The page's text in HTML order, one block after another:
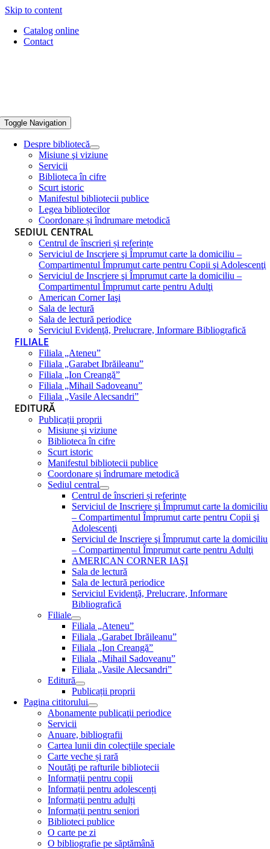
Skip to content
Catalog online
Contact
Toggle Navigation
Despre bibliotecă
Misiune şi viziune
Servicii
Biblioteca în cifre
Scurt istoric
Manifestul bibliotecii publice
Legea bibliotecilor
Coordonare și îndrumare metodică
SEDIUL CENTRAL
Centrul de înscrieri și referințe
Serviciul de Inscriere şi Împrumut carte la domiciliu –
Compartimentul Împrumut carte pentru Copii şi Adolescenţi
Serviciul de Inscriere şi Împrumut carte la domiciliu –
Compartimentul Împrumut carte pentru Adulţi
American Corner Iaşi
Sala de lectură
Sala de lectură periodice
Serviciul Evidenţă, Prelucrare, Informare Bibliografică
FILIALE
Filiala „Ateneu”
Filiala „Garabet Ibrăileanu”
Filiala „Ion Creangă”
Filiala „Mihail Sadoveanu”
Filiala „Vasile Alecsandri”
EDITURĂ
Publicații proprii
Misiune şi viziune
Biblioteca în cifre
Scurt istoric
Manifestul bibliotecii publice
Coordonare și îndrumare metodică
Sediul central
Centrul de înscrieri și referințe
Serviciul de Inscriere şi Împrumut carte la domiciliu
– Compartimentul Împrumut carte pentru Copii şi
Adolescenţi
Serviciul de Inscriere şi Împrumut carte la domiciliu
– Compartimentul Împrumut carte pentru Adulţi
AMERICAN CORNER IAŞI
Sala de lectură
Sala de lectură periodice
Serviciul Evidenţă, Prelucrare, Informare
Bibliografică
Filiale
Filiala „Ateneu”
Filiala „Garabet Ibrăileanu”
Filiala „Ion Creangă”
Filiala „Mihail Sadoveanu”
Filiala „Vasile Alecsandri”
Editură
Publicații proprii
Pagina cititorului
Abonamente publicaţii periodice
Servicii
Anuare, bibliografii
Cartea lunii din colecțiile speciale
Carte veche și rară
Noutăţi pe rafturile bibliotecii
Informații pentru copii
Informații pentru adolescenți
Informații pentru adulți
Informații pentru seniori
Biblioteci publice
O carte pe zi
O bibliografie pe săptămână